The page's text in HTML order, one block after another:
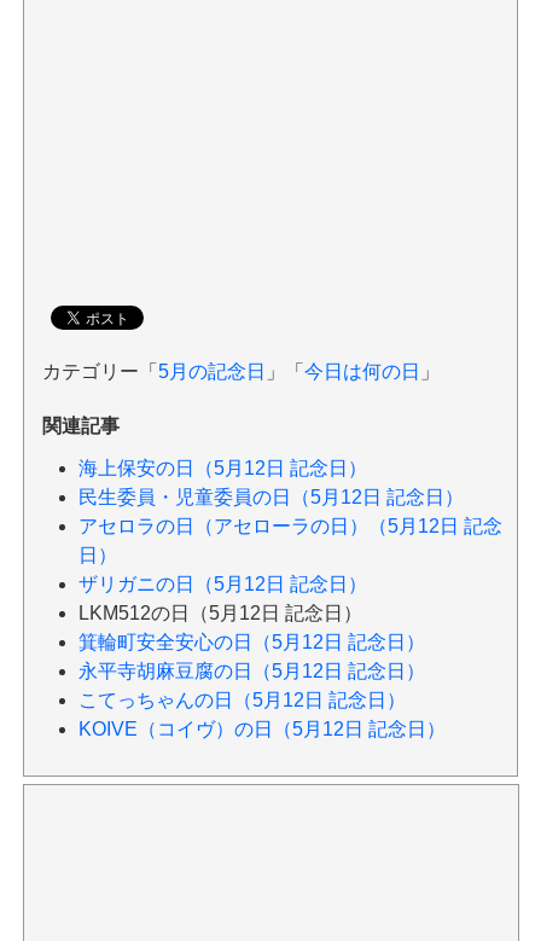
カテゴリー「 5月の記念日 」「 今日は何の日 」
関連記事
海上保安の日（5月12日 記念日）
民生委員・児童委員の日（5月12日 記念日）
アセロラの日（アセローラの日）（5月12日 記念
日）
ザリガニの日（5月12日 記念日）
LKM512の日（5月12日 記念日）
箕輪町安全安心の日（5月12日 記念日）
永平寺胡麻豆腐の日（5月12日 記念日）
こてっちゃんの日（5月12日 記念日）
KOIVE（コイヴ）の日（5月12日 記念日）